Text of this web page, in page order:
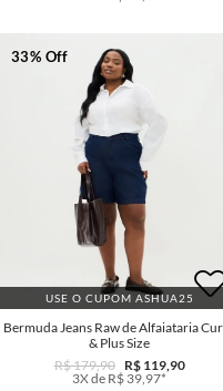
USE O CUPOM ASHUA25
33% Off
Bermuda Jeans Raw de Alfaiataria
& Plus Size
R$ 179,90
R$ 119,90
3X de R$ 39,97*